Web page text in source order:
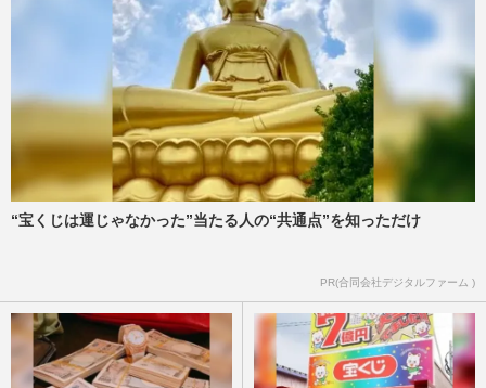
“宝くじは運じゃなかった”当たる人の“共通点”を知っただけ
PR(合同会社デジタルファーム )